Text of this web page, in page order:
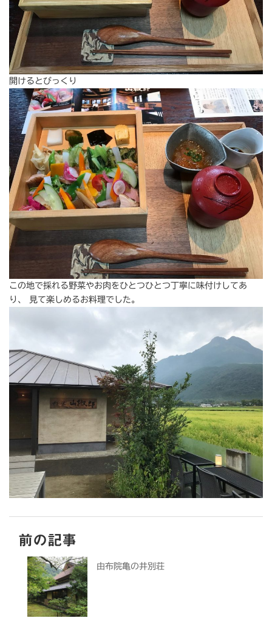
開けるとびっくり
この地で採れる野菜やお肉をひとつひとつ丁寧に味付けしてあ
り、 見て楽しめるお料理でした。
前の記事
由布院亀の井別荘